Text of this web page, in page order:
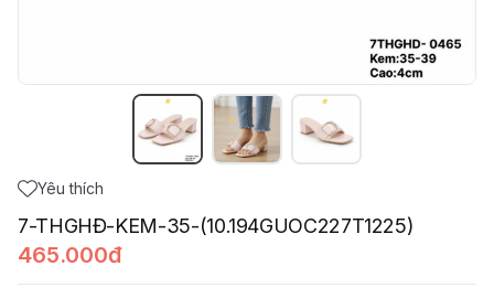
Yêu thích
7-THGHĐ-KEM-35-(10.194GUOC227T1225)
465.000đ